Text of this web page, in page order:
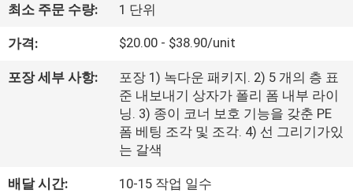
하
여
장
최소 주문 수량: 1 단위
가격: $20.00 - $38.90/unit
포장 세부 사항:
포장 1) 녹다운 패키지. 2) 5 개의 층 표
준 내보내기 상자가 폴리 폼 내부 라이
닝. 3) 종이 코너 보호 기능을 갖춘 PE
폼 베팅 조각 및 조각. 4) 선 그리기가있
는 갈색
배달 시간: 10-15 작업 일수